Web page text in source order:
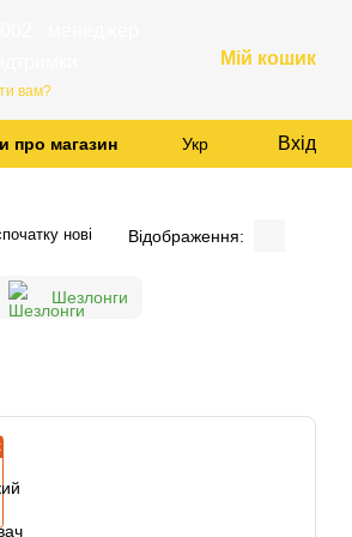
вам?
Мій кошик
про магазин
Укр Вхід
нові Відображення:
Шезлонги